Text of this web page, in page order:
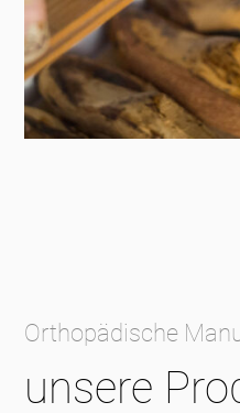
Orthopädische
unsere